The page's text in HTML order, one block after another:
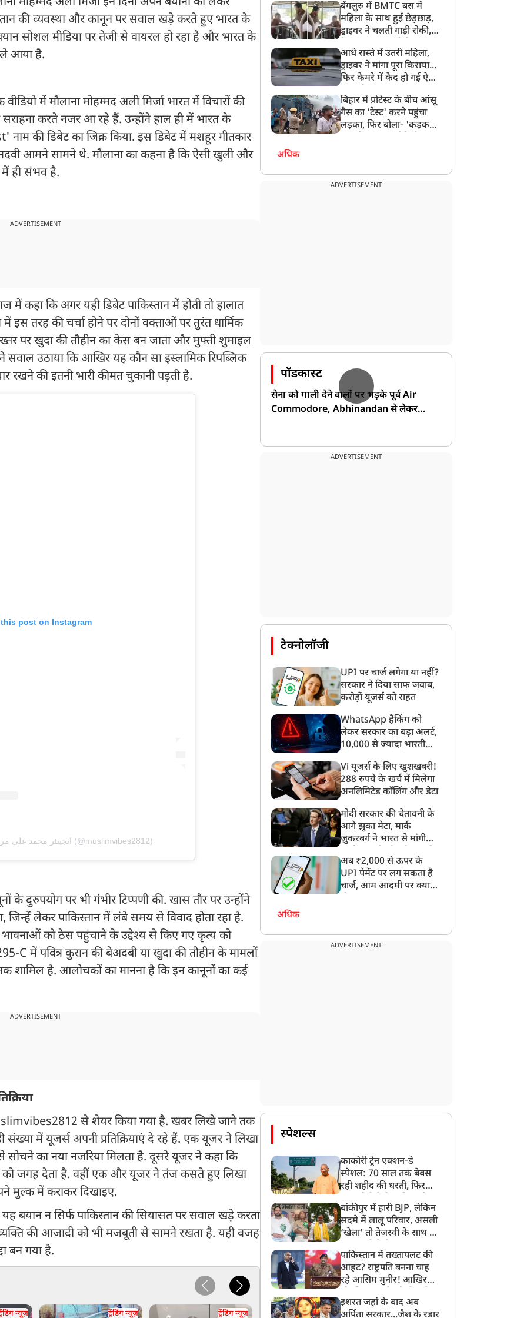
की व्यवस्था और कानून पर सवाल खड़े करते हुए भारत के
सोशल मीडिया पर तेजी से वायरल हो रहा है और भारत के
ले आया है.
में मौलाना मोहम्मद अली मिर्जा भारत में विचारों की
करते नजर आ रहे हैं. उन्होंने हाल ही में भारत के
की डिबेट का जिक्र किया. इस डिबेट में मशहूर गीतकार
आमने सामने थे. मौलाना का कहना है कि ऐसी खुली और
ही संभव है.
ADVERTISEMENT
में कहा कि अगर यही डिबेट पाकिस्तान में होती तो हालात
तरह की चर्चा होने पर दोनों वक्ताओं पर तुरंत धार्मिक
पर खुदा की तौहीन का केस बन जाता और मुफ्ती शुमाइल
उठाया कि आखिर यह कौन सा इस्लामिक रिपब्लिक
की इतनी भारी कीमत चुकानी पड़ती है.
post on Instagram
A post shared by 🏴 انجینئر محمد علی مرزا (@muslimvibes2812)
के दुरुपयोग पर भी गंभीर टिप्पणी की. खास तौर पर उन्होंने
लेकर पाकिस्तान में लंबे समय से विवाद होता रहा है.
भावनाओं को ठेस पहुंचाने के उद्देश्य से किए गए कृत्य को
C में पवित्र कुरान की बेअदबी या खुदा की तौहीन के मामलों
शामिल है. आलोचकों का मानना है कि इन कानूनों का कई
ADVERTISEMENT
से शेयर किया गया है. खबर लिखे जाने तक
में यूजर्स अपनी प्रतिक्रियाएं दे रहे हैं. एक यूजर ने लिखा
सोचने का नया नजरिया मिलता है. दूसरे यूजर ने कहा कि
जगह देता है. वहीं एक और यूजर ने तंज कसते हुए लिखा
मुल्क में कराकर दिखाइए.
बयान न सिर्फ पाकिस्तान की सियासत पर सवाल खड़े करता
की आजादी को भी मजबूती से सामने रखता है. यही वजह
बन गया है.
न्यूज़ ट्रेंडिंग न्यूज़ ट्रेंडिंग न्यूज़ ट्रेंडिंग न्यूज़ ट्रेंडिंग न्यूज़
दिल छू लेगा Video
बेंगलुरु में BMTC बस में
महिला के साथ हुई छेड़छाड़,
ड्राइवर ने चलती गाड़ी रोकी,
दिया इलाज
आधे रास्ते में उतरी महिला,
ड्राइवर ने मांगा पूरा किराया...
फिर कैमरे में कैद हो गई ऐसी
वायरल
बिहार में प्रोटेस्ट के बीच आंसू
गैस का 'टेस्ट' करने पहुंचा
लड़का, फिर बोला- 'कड़क
अधिक
ADVERTISEMENT
पॉडकास्ट
सेना को गाली देने वालों पर भड़के पूर्व Air
Commodore, Abhinandan से लेकर
ADVERTISEMENT
टेक्नोलॉजी
UPI पर चार्ज लगेगा या नहीं?
सरकार ने दिया साफ जवाब,
करोड़ों यूजर्स को राहत
WhatsApp हैकिंग को
लेकर सरकार का बड़ा अलर्ट,
10,000 से ज्यादा भारतीयों
गया
Vi यूजर्स के लिए खुशखबरी!
288 रुपये के खर्च में मिलेगा
अनलिमिटेड कॉलिंग और डेटा
मोदी सरकार की चेतावनी के
आगे झुका मेटा, मार्क
ज़ुकरबर्ग ने भारत से मांगी
अब ₹2,000 से ऊपर के
UPI पेमेंट पर लग सकता है
चार्ज, आम आदमी पर क्या
अधिक
ADVERTISEMENT
स्पेशल्स
काकोरी ट्रेन एक्शन-डे
स्पेशल: 70 साल तक बेबस
रही शहीद की धरती, फिर
पीढ़ियों का दर्द
बांकीपुर में हारी BJP, लेकिन
सदमे में लालू परिवार, असली
‘खेला’ तो तेजस्वी के साथ हो
पाकिस्तान में तख्तापलट की
आहट? राष्ट्रपति बनना चाह
रहे आसिम मुनीर! आखिर
बनाया मोहरा?
इशरत जहां के बाद अब
अर्पिता सरकार...जैश के रडार